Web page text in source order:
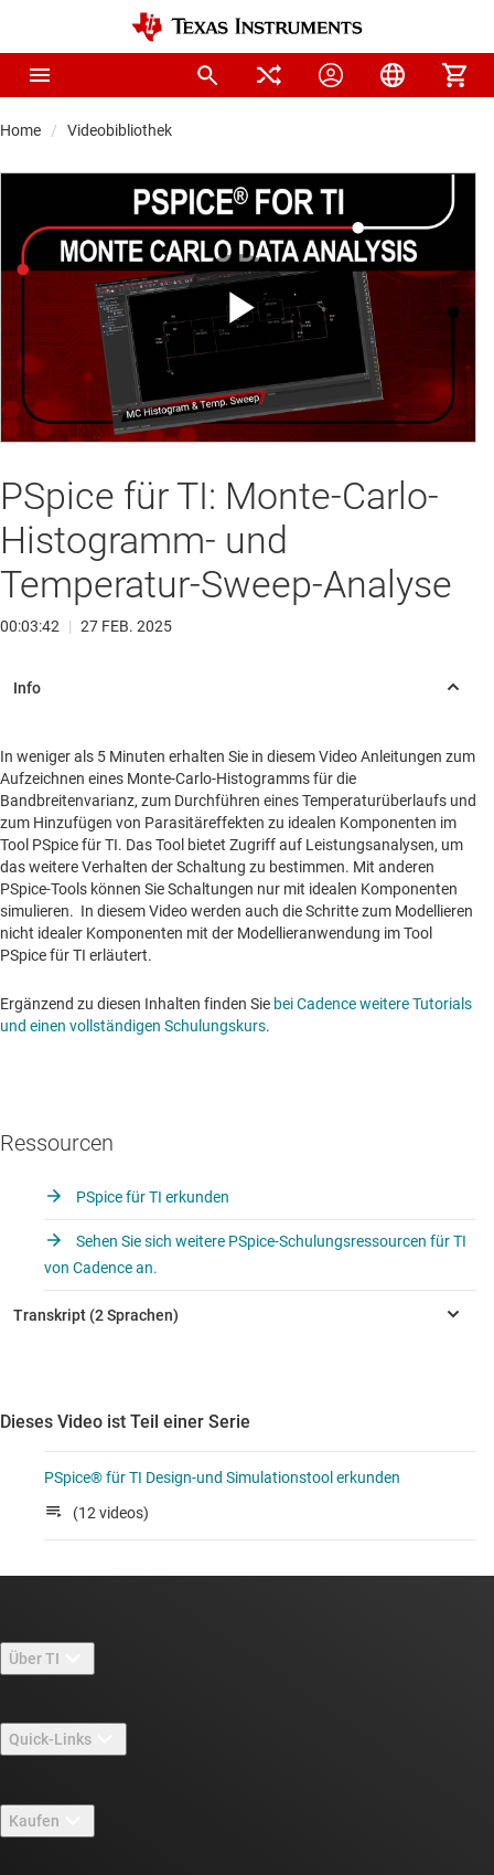
Home Videobibliothek
Play
Video
PSpice für TI: Monte-Carlo-
Histogramm- und
Temperatur-Sweep-Analyse
00:03:42 | 27 FEB. 2025
In weniger als 5 Minuten erhalten Sie in diesem Video Anleitungen zum
Aufzeichnen eines Monte-Carlo-Histogramms für die
Bandbreitenvarianz, zum Durchführen eines Temperaturüberlaufs und
zum Hinzufügen von Parasitäreffekten zu idealen Komponenten im
Tool PSpice für TI. Das Tool bietet Zugriff auf Leistungsanalysen, um
das weitere Verhalten der Schaltung zu bestimmen. Mit anderen
PSpice-Tools können Sie Schaltungen nur mit idealen Komponenten
simulieren. In diesem Video werden auch die Schritte zum Modellieren
nicht idealer Komponenten mit der Modellieranwendung im Tool
PSpice für TI erläutert.
Ergänzend zu diesen Inhalten finden Sie bei Cadence weitere Tutorials
und einen vollständigen Schulungskurs.
Ressourcen
PSpice für TI erkunden
Sehen Sie sich weitere PSpice-Schulungsressourcen für TI
von Cadence an.
Dieses Video ist Teil einer Serie
PSpice® für TI Design-und Simulationstool erkunden
(12 videos)
Über TI
Stellenangebote
Newsroom
Quick-Links
TI E2E™-Design-Support-Foren
Kaufen